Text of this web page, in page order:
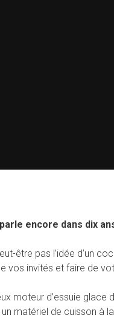
encore dans dix
être pas l’idée d’un
invités et faire de
moteur d’essuie glace
un matériel de cuisson à